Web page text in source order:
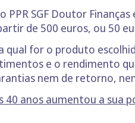
PPR SGF Doutor
de 500 euros, ou 50
qual for o produto
e o rendimento
nem de retorno,
40 anos aumentou a sua